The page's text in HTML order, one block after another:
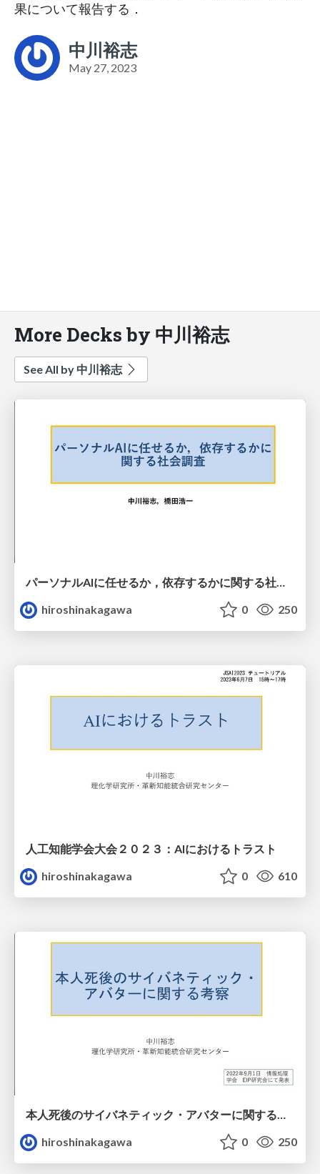
果について報告する．
中川裕志
May 27, 2023
More Decks by 中川裕志
See All by 中川裕志
パーソナルAIに任せるか，依存するかに関する社会調査
hiroshinakagawa
0 250
人工知能学会大会２０２３：AIにおけるトラスト
hiroshinakagawa
0 610
本人死後のサイバネティック・アバターに関する考察
hiroshinakagawa
0 250